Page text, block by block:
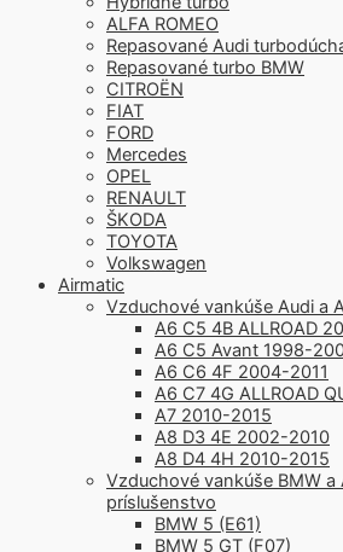
ALFA ROMEO
Repasované Audi
Repasované turbo BMW
CITROËN
FIAT
FORD
Mercedes
OPEL
RENAULT
ŠKODA
TOYOTA
Volkswagen
Airmatic
Vzduchové vankúše Audi a
A6 C5 4B ALLROAD
A6 C5 Avant 1998-
A6 C6 4F 2004-2011
A6 C7 4G ALLROAD
A7 2010-2015
A8 D3 4E 2002-2010
A8 D4 4H 2010-2015
Vzduchové vankúše BMW a
príslušenstvo
BMW 5 (E61)
BMW 5 GT (F07)